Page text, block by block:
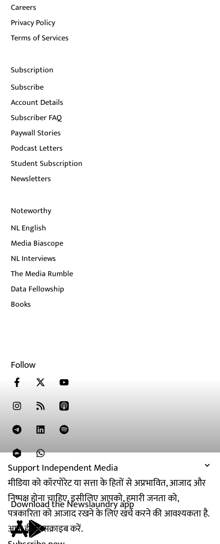
Support Independent Media
मीडिया को कॉरपोरेट या सत्ता के हितों से अप्रभावित, आजाद और
निष्पक्ष होना चाहिए. इसीलिए आपको, हमारी जनता को,
पत्रकारिता को आजाद रखने के लिए खर्च करने की आवश्यकता है.
आज ही सब्सक्राइब करें.
Careers
Privacy Policy
Terms of Services
Subscription
Subscribe
Account Details
Subscriber FAQ
Paywall Stories
Podcast Letters
Student Subscription
Newsletters
Noteworthy
NL English
Media Biascope
NL Interviews
The Media Rumble
Data Fellowship
Books
Follow
Download the Newslaundry app